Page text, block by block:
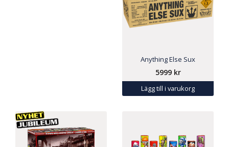
Anything Else Sux
5999 kr
Lägg till i varukorg